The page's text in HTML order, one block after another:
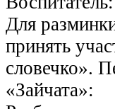
Для
принять
словечко».
«Зайчата»: